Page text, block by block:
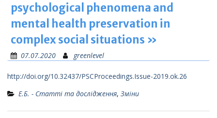
psychological phenomena and
mental health preservation in
complex social situations »
07.07.2020 greenlevel
http://doi.org/10.32437/PSCProceedings.Issue-2019.ok.26
Е.Б. - Статті та дослідження, Зміни